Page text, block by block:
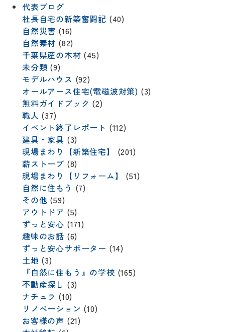
代表ブログ
社長自宅の新築奮闘記 (40)
自然災害 (16)
自然素材 (82)
千葉県産の木材 (45)
未分類 (9)
モデルハウス (92)
オールアース住宅(電磁波対策) (3)
無料ガイドブック (2)
職人 (37)
イベント終了レポート (112)
建具・家具 (3)
現場まわり【新築住宅】
(201)
薪ストーブ (8)
現場まわり【リフォーム】
(51)
自然に住もう (7)
その他 (59)
アウトドア (5)
ずっと安心 (171)
趣味のお話 (6)
ずっと安心サポーター (14)
土地 (3)
『自然に住もう』の学校 (165)
不動産探し (3)
ナチュラ (10)
リノベーション (10)
お客様の声 (21)